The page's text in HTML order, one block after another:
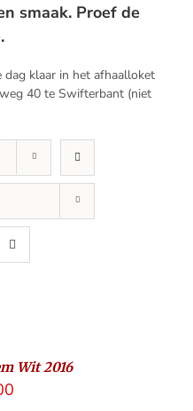
smaak. Proef de
klaar in het afhaalloket
40 te Swifterbant (niet
Wit 2016